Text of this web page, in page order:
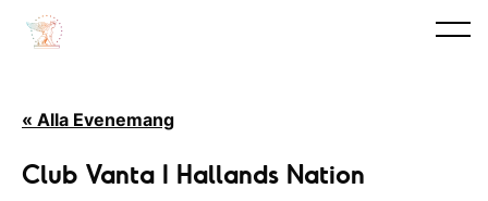
« Alla Evenemang
Club Vanta I Hallands Nation